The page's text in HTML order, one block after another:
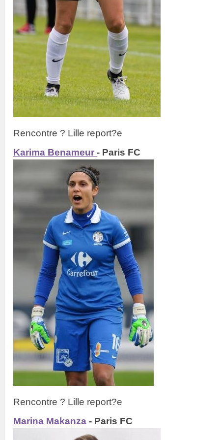
Rencontre ? Lille report?e
Karima Benameur - Paris FC
Rencontre ? Lille report?e
Marina Makanza - Paris FC